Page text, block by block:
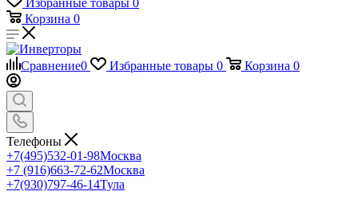
Избранные товары 0
Корзина 0
Сравнение0 Избранные товары 0 Корзина 0
Телефоны
+7(495)532-01-98Москва
+7 (916)663-72-62Москва
+7(930)797-46-14Тула